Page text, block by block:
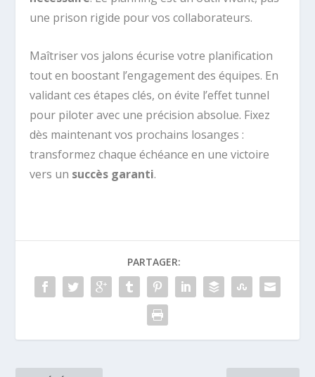
une prison rigide pour vos collaborateurs.
Maîtriser vos jalons écurise votre planification
tout en boostant l’engagement des équipes. En
validant ces étapes clés, on évite l’effet tunnel
pour piloter avec une précision absolue. Fixez
dès maintenant vos prochains losanges :
transformez chaque échéance en une victoire
vers un succès garanti.
PARTAGER: